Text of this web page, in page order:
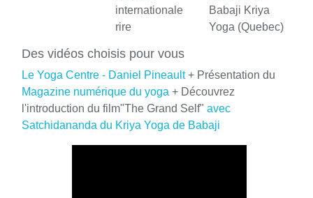
internationale
rire
Babaji Kriya
Yoga (Quebec)
Des vidéos choisis pour vous
Le Yoga Centre - Daniel Pineault+ Présentation du
Magazine numérique du yoga + Découvrez
l'introduction du film"The Grand Self" avec
Satchidananda du Kriya Yoga de Babaji